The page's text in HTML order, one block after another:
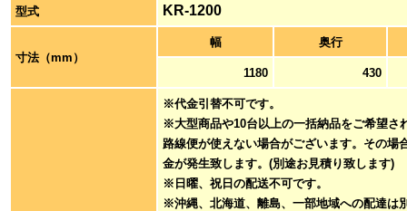
型式 KR-1200
寸法（mm）
幅 奥行
1180 430
※代金引替不可です。
※大型商品や10台以上の一括納品をご希望さ
路線便が使えない場合がございます。その場
金が発生致します。(別途お見積り致します)
※日曜、祝日の配送不可です。
※沖縄、北海道、離島、一部地域への配達は